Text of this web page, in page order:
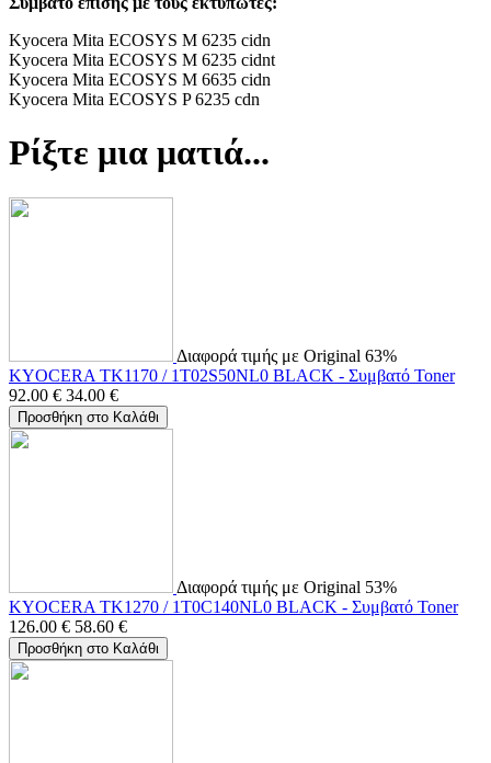
Kyocera Mita ECOSYS M 6235 cidn
Kyocera Mita ECOSYS M 6235 cidnt
Kyocera Mita ECOSYS M 6635 cidn
Kyocera Mita ECOSYS P 6235 cdn
Ρίξτε μια ματιά...
Διαφορά τιμής με Original 63%
KYOCERA TK1170 / 1T02S50NL0 BLACK - Συμβατό Toner
92.00 € 34.00 €
Προσθήκη στο Καλάθι
Διαφορά τιμής με Original 53%
KYOCERA TK1270 / 1T0C140NL0 BLACK - Συμβατό Toner
126.00 € 58.60 €
Προσθήκη στο Καλάθι